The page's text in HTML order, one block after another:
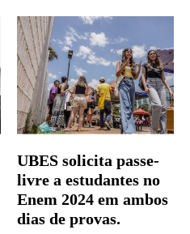
UBES solicita passe-
livre a estudantes no
Enem 2024 em ambos
dias de provas.